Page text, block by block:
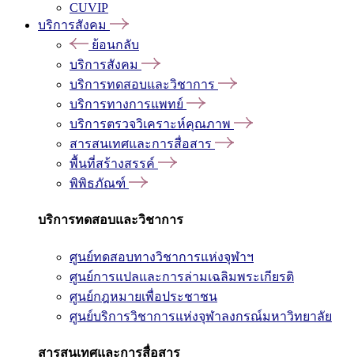
CUVIP
บริการสังคม
ย้อนกลับ
บริการสังคม
บริการทดสอบและวิชาการ
บริการทางการแพทย์
บริการตรวจวิเคราะห์คุณภาพ
สารสนเทศและการสื่อสาร
พื้นที่สร้างสรรค์
พิพิธภัณฑ์
บริการทดสอบและวิชาการ
ศูนย์ทดสอบทางวิชาการแห่งจุฬาฯ
ศูนย์การแปลและการล่ามเฉลิมพระเกียรติ
ศูนย์กฎหมายเพื่อประชาชน
ศูนย์บริการวิชาการแห่งจุฬาลงกรณ์มหาวิทยาลัย
สารสนเทศและการสื่อสาร